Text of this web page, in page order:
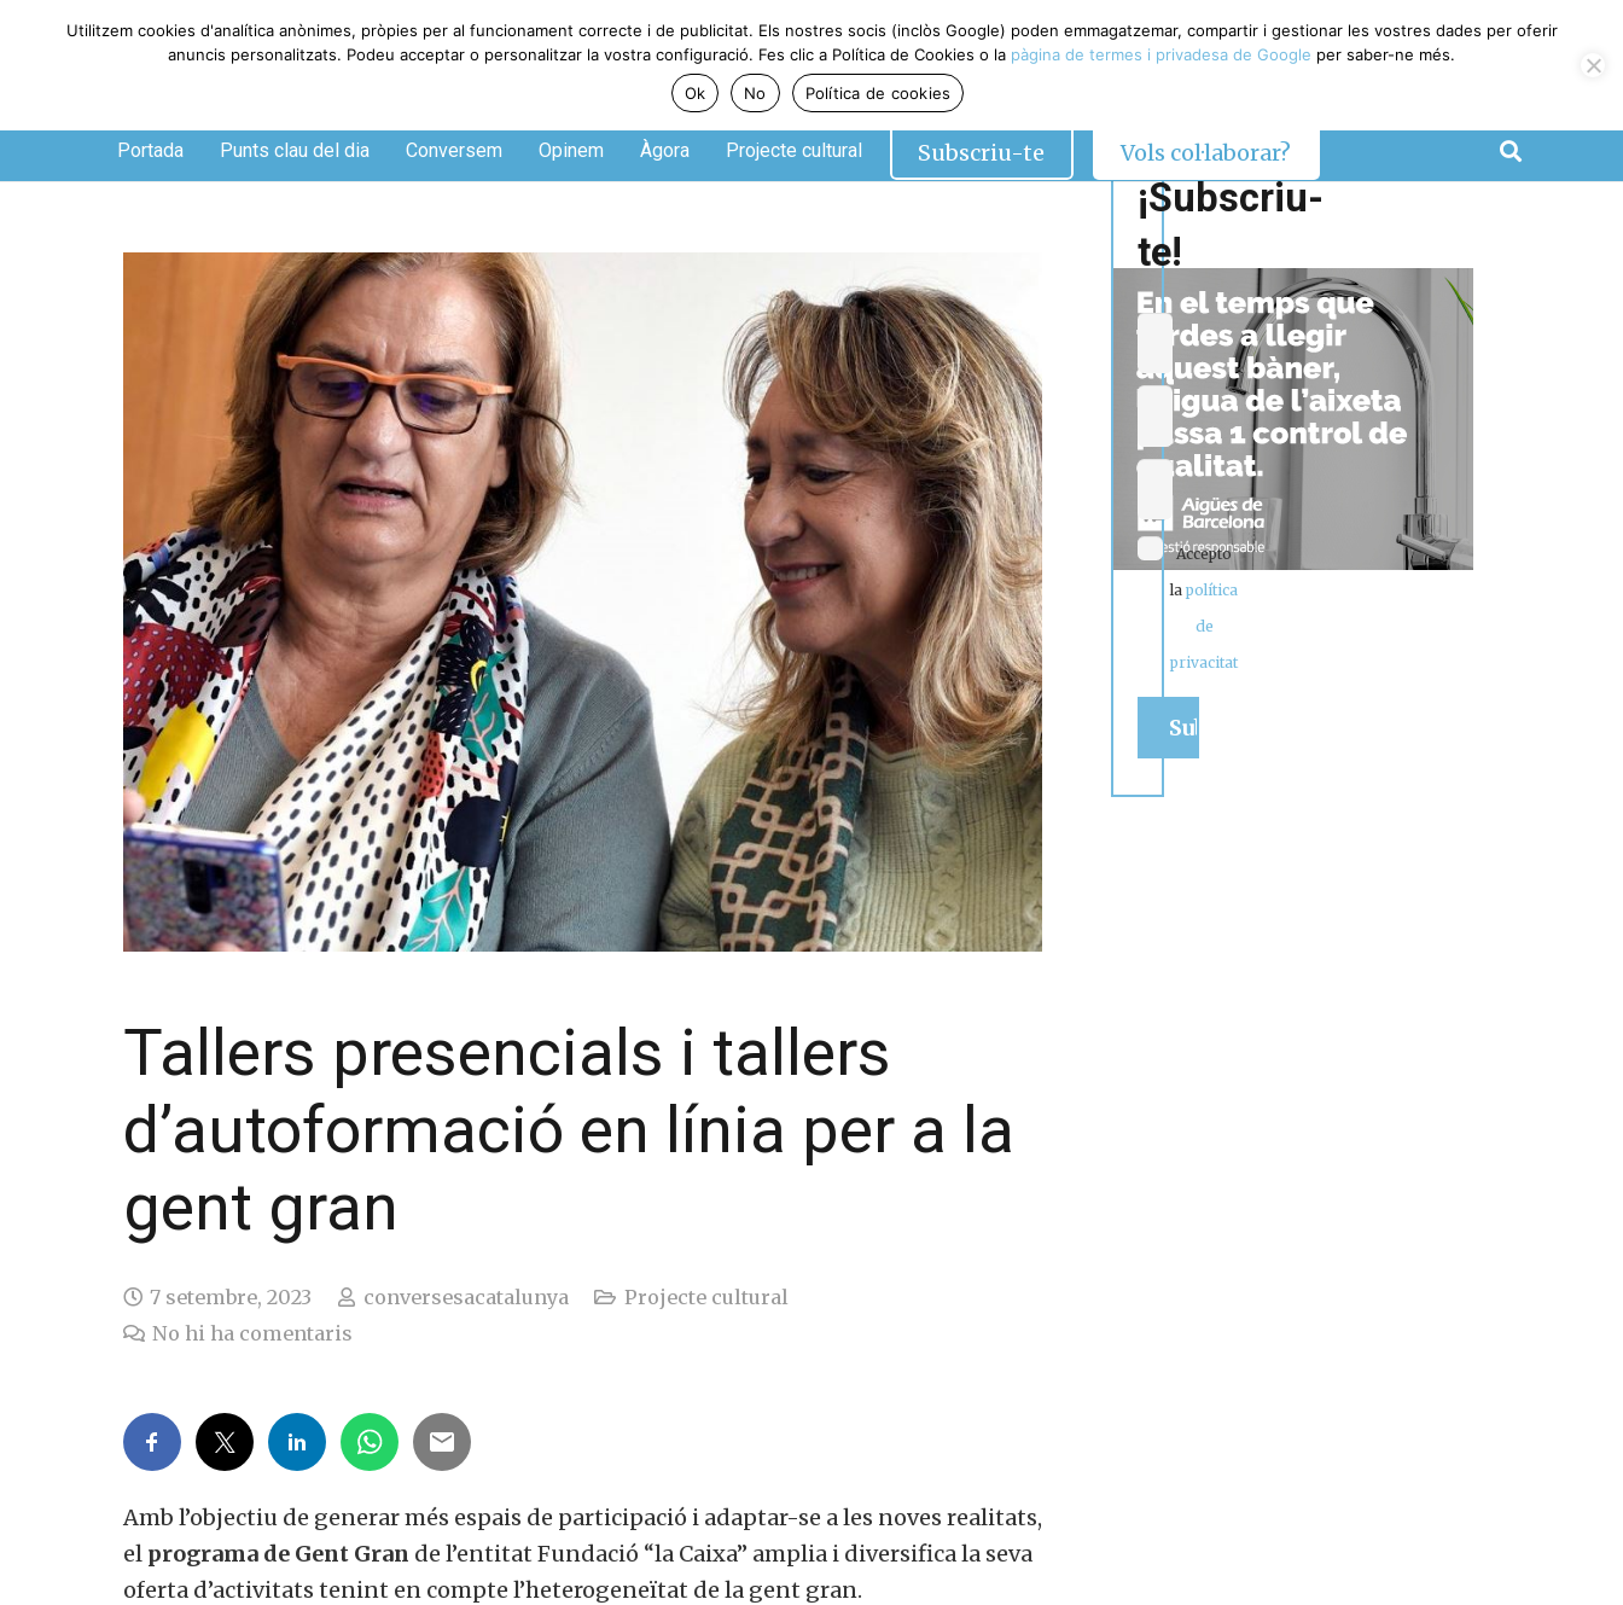
Dissabte, 8 de agosto de 2026
Portada Punts clau del dia Conversem Opinem Àgora Projecte cultural Subscriu-te Vols col·laborar?
Tallers presencials i tallers
d’autoformació en línia per a la
gent gran
7 setembre, 2023 conversesacatalunya
Projecte cultural
No hi ha comentaris
Amb l’objectiu de generar més espais de participació i adaptar-se a les noves realitats,
el programa de Gent Gran de l’entitat Fundació “la Caixa” amplia i diversifica la seva
oferta d’activitats tenint en compte l’heterogeneïtat de la gent gran.
¡Subscriu-
te!
Accepto
lapolítica
de
privacitat
Utilitzem cookies d'analítica anònimes, pròpies per al funcionament correcte i de publicitat. Els nostres socis (inclòs Google) poden emmagatzemar, compartir i gestionar les vostres dades per oferir
anuncis personalitzats. Podeu acceptar o personalitzar la vostra configuració. Fes clic a Política de Cookies o la pàgina de termes i privadesa de Google per saber-ne més.
Ok
No Política de cookies